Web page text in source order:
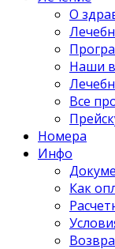
О
Наши
Все
Номера
Инфо
Как